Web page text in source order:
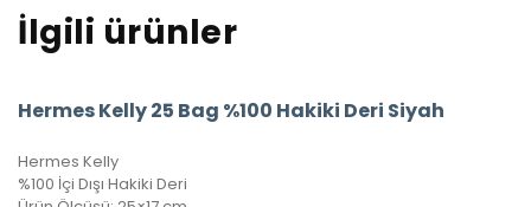
İlgili ürünler
Hermes Kelly 25 Bag %100 Hakiki Deri Siyah
Hermes Kelly
%100 İçi Dışı Hakiki Deri